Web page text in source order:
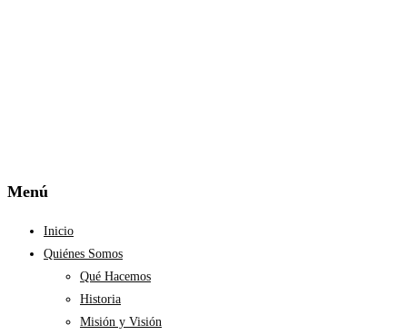
Menú
Inicio
Quiénes Somos
Qué Hacemos
Historia
Misión y Visión